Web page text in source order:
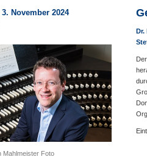
November 2024
Mahlmeister Foto
Dr.